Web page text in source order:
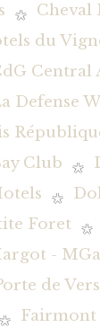
Cheval
du
Central
Defense
Club
Foret
-
de